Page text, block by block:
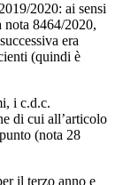
2020: ai sensi
nota 8464/2020,
era
(quindi è
i c.d.c.
di cui all’articolo
(nota 28
il terzo anno e